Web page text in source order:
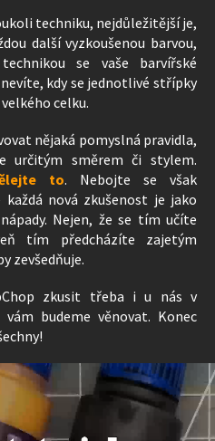
techniku, nejdůležitější je,
další vyzkoušenou barvou,
se vaše barvířské
kdy se jednotlivé střípky
celku.
nějaká pomyslná pravidla,
určitým směrem či stylem.
to. Nebojte se však
nová zkušenost je jako
Nejen, že se tím učíte
tím předcházíte zajetým
zevšedňuje.
zkusit třeba i u nás v
budeme věnovat. Konec